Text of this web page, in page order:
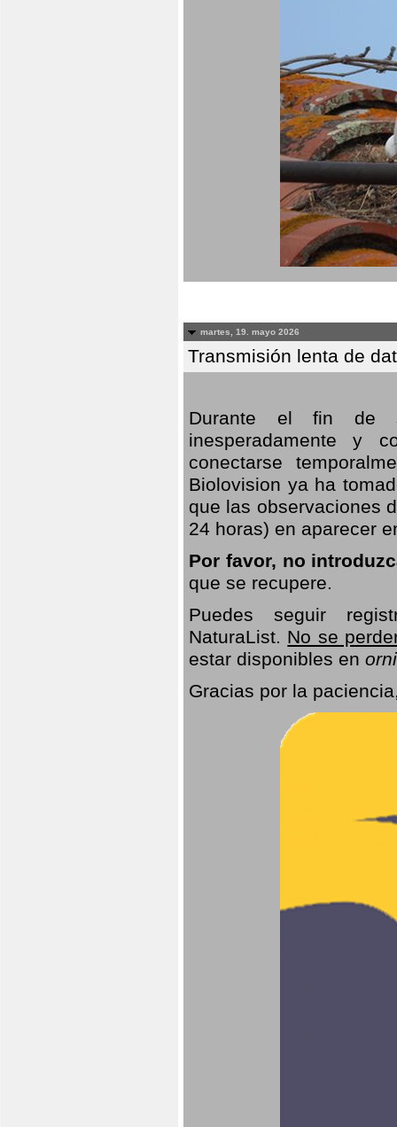
martes, 19. mayo 2026
Transmisión lenta de
Durante el fin de
inesperadamente y
conectarse
Biolovision ya ha
que las observaciones
24 horas) en aparecer
Por favor, no
que se recupere.
Puedes seguir
NaturaList. No se
estar disponibles en
Gracias por la